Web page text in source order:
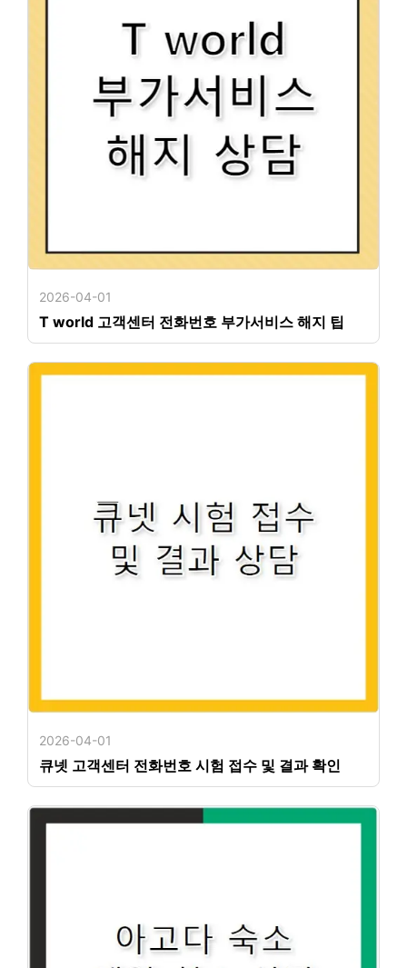
2026-04-01
T world 고객센터 전화번호 부가서비스 해지 팁
2026-04-01
큐넷 고객센터 전화번호 시험 접수 및 결과 확인